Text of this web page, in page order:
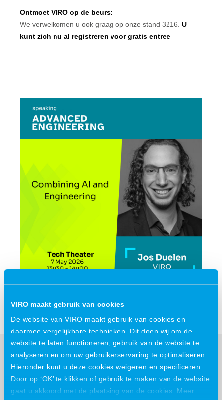
VIRO maakt gebruik van cookies
De website van VIRO maakt gebruik van cookies en
daarmee vergelijkbare technieken. Dit doen wij om de
website te laten functioneren, gebruik van de website te
analyseren en om uw gebruikerservaring te optimaliseren.
Hieronder kunt u deze cookies weigeren en specificeren.
Door op ‘OK’ te klikken of gebruik te maken van de website
gaat u akkoord met de plaatsing van de cookies. Meer
Ontmoet VIRO op de beurs:
We verwelkomen u ook graag op onze stand 3216. U
kunt zich nu al registreren voor gratis entree
Deel dit bericht:
Meer nieuws